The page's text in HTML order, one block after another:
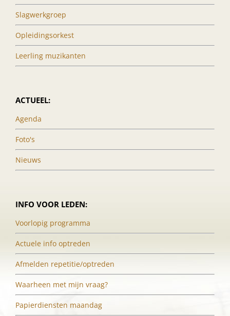
Slagwerkgroep
Opleidingsorkest
Leerling muzikanten
ACTUEEL:
Agenda
Foto's
Nieuws
INFO VOOR LEDEN:
Voorlopig programma
Actuele info optreden
Afmelden repetitie/optreden
Waarheen met mijn vraag?
Papierdiensten maandag